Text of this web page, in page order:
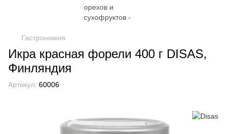
Гастрономия
Икра красная форели 400 г DISAS,
Финляндия
Артикул: 60006